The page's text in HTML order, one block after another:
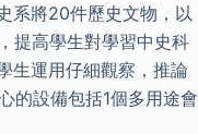
系將20件歷史文物，以
提高學生對學習中史科
生運用仔細觀察，推論
的設備包括1個多用途會